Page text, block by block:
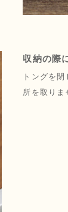
収納の際
トングを
所を取りま